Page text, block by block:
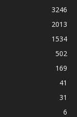
3246
2013
1534
502
169
41
31
6